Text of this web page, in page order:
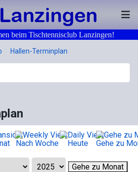
beim Tischtennisclub Lanzingen!
Hallen-Terminplan
Nach Woche Heute Gehe zu
Gehe zu Monat